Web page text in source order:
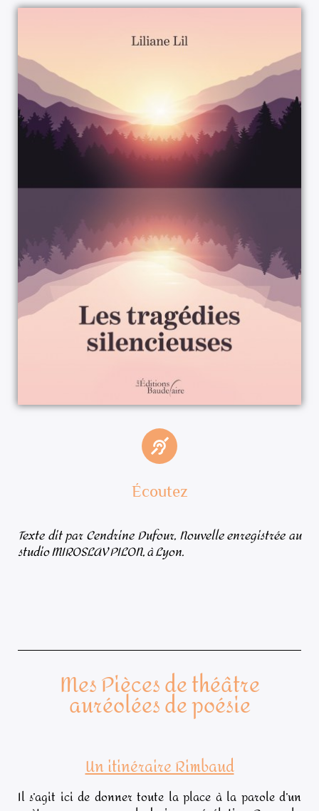
Écoutez
Texte dit par Cendrine Dufour, Nouvelle enregistrée au
studio MIROSLAV PILON, à Lyon.
Mes Pièces de théâtre
auréolées de poésie
Un itinéraire Rimbaud
Il s’agit ici de donner toute la place à la parole d’un